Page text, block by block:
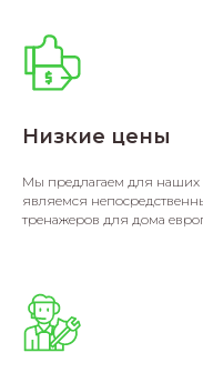
Низкие цены
Мы предлагаем для наших
являемся
тренажеров для дома